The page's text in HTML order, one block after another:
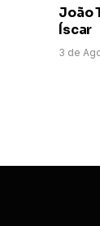
João
Íscar
3 de